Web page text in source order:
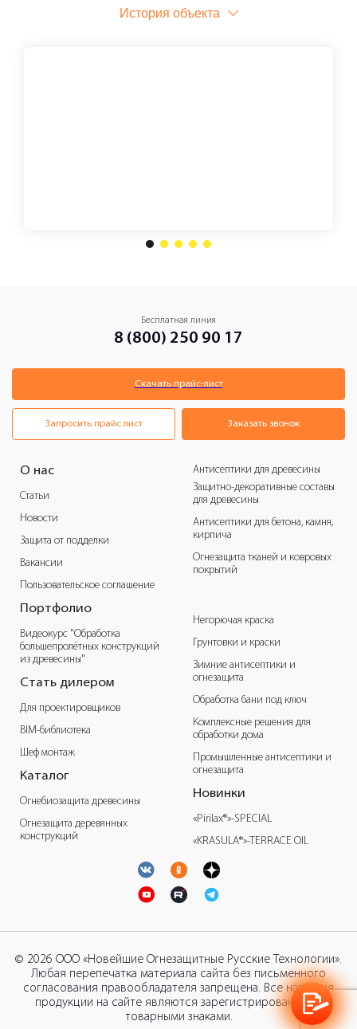
История объекта
1 2 3 4 5
Бесплатная линия
8 (800) 250 90 17
Скачать прайс-лист
Запросить прайс лист
О нас
Статьи
Новости
Защита от подделки
Вакансии
Пользовательское соглашение
Портфолио
Видеокурс "Обработка
большепролётных конструкций
из древесины"
Стать дилером
Для проектировщиков
BIM-библиотека
Шеф монтаж
Каталог
Огнебиозащита древесины
Огнезащита деревянных
конструкций
Антисептики для древесины
Защитно-декоративные составы
для древесины
Антисептики для бетона, камня,
кирпича
Огнезащита тканей и ковровых
покрытий
Негорючая краска
Грунтовки и краски
Зимние антисептики и
огнезащита
Обработка бани под ключ
Комплексные решения для
обработки дома
Промышленные антисептики и
огнезащита
Новинки
«Pirilax®»-SPECIAL
«KRASULA®»-TERRACE OIL
Заказать звонок
© 2026 ООО «Новейшие Огнезащитные Русские Технологии».
Любая перепечатка материала сайта без письменного
согласования правообладателя запрещена. Все названия
продукции на сайте являются зарегистрированными
товарными знаками.